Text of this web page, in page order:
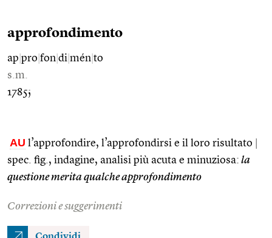
approfondimento
ap pro fon di mén to
s.m.
1785;
AU l’approfondire, l’approfondirsi e il loro risultato
spec. fig., indagine, analisi più acuta e minuziosa: la
questione merita qualche approfondimento
Correzioni e suggerimenti